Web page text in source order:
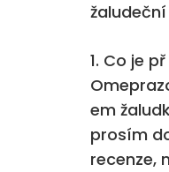
1. Co je
em
prosím
recenze,